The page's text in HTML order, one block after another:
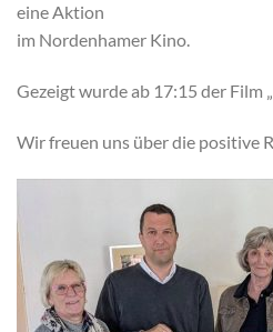
eine Aktion
im Nordenhamer Kino.
Gezeigt wurde ab 17:15 der Film
Wir freuen uns über die positive